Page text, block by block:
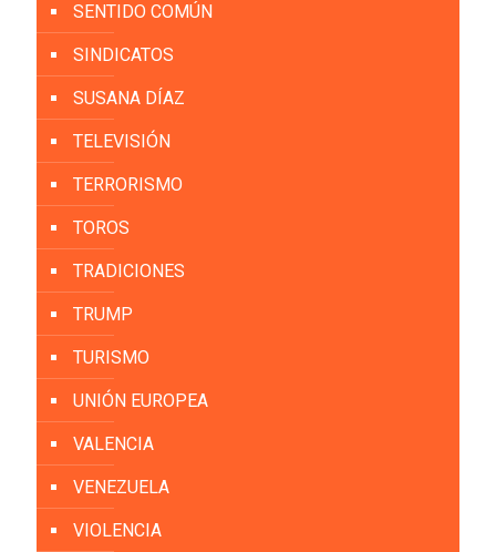
SENTIDO COMÚN
SINDICATOS
SUSANA DÍAZ
TELEVISIÓN
TERRORISMO
TOROS
TRADICIONES
TRUMP
TURISMO
UNIÓN EUROPEA
VALENCIA
VENEZUELA
VIOLENCIA